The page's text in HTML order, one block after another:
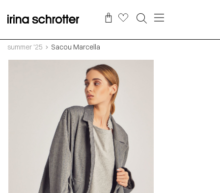
summer '25 Sacou Marcella